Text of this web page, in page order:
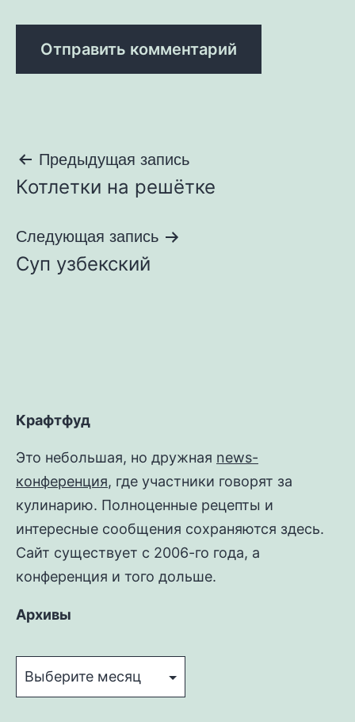
Навигация
по
записям
Предыдущая запись
Котлетки на решётке
Следующая запись
Суп узбекский
Крафтфуд
Это небольшая, но дружная news-
конференция, где участники говорят за
кулинарию. Полноценные рецепты и
интересные сообщения сохраняются здесь.
Сайт существует с 2006-го года, а
конференция и того дольше.
Архивы